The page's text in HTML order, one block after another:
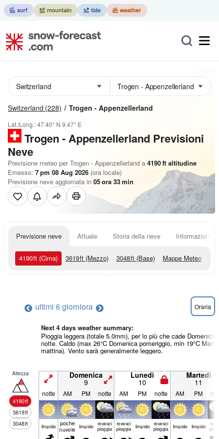
Switzerland (228) Trogen - Appenzellerland
Lat./Long.:47.40° N 9.47° E
Trogen - Appenzellerland Previsioni
Neve
Previsione meteo per Trogen - Appenzellerland a 4190ft altitudine
Emesso: 7 pm 08 Aug 2026 (ora locale)
Previsione neve aggiornata in 05ora 33min
Previsione neve Attuale Storia della neve Informazioni
4190ft (Cima) 3619ft (Mezzo) 3048ft (Base) Mappe Meteo
ultimi 6 giorniora Oraria
Next 4 days weather summary:
Pioggia leggera (totale 5.0mm), per lo più che cade Domenica
notte. Caldo (max 26°C Domenica pomeriggio, min 19°C
mattina). Vento sarà generalmente leggero.
Altezza
4190ft
3619ft
3048ft
Domenica
9
Lunedì
10
Martedì
11
notte AM PM notte AM PM notte AM PM
limp­ido poche
nuvole limp­ido rovesci
pioggia
rovesci
pioggia limp­ido rovesci
pioggia limp­ido limp­ido